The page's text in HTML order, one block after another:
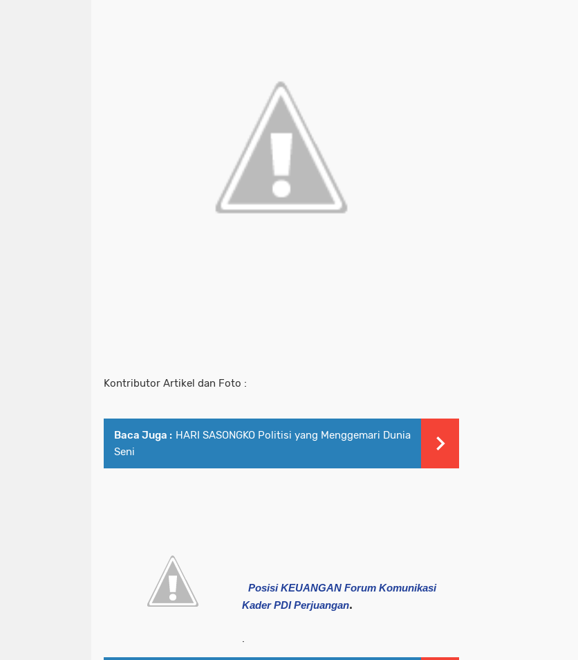
Kontributor Artikel dan Foto :
Baca Juga : HARI SASONGKO Politisi yang Menggemari Dunia
Seni
Posisi KEUANGAN Forum Komunikasi
Kader PDI Perjuangan.
.